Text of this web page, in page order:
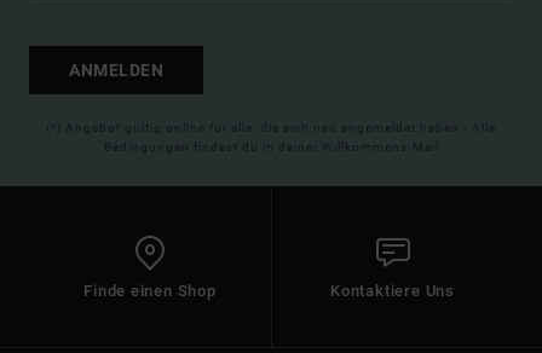
ANMELDEN
(*) Angebot gültig online für alle, die sich neu angemeldet haben - Alle
Bedingungen findest du in deiner Willkommens-Mail
Finde einen Shop Kontaktiere Uns